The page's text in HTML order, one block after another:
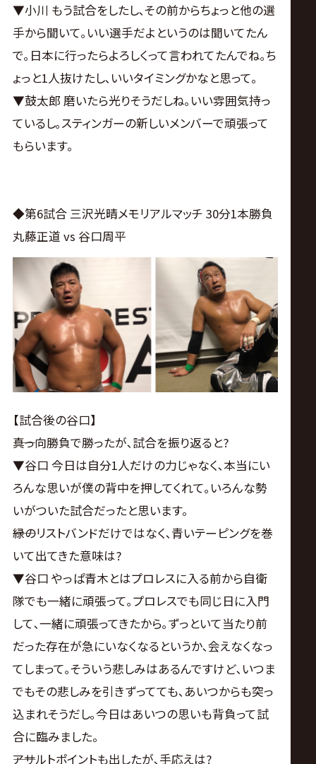
▼小川 もう試合をしたし､その前からちょっと他の選
手から聞いて｡いい選手だよというのは聞いてたん
で｡日本に行ったらよろしくって言われてたんでね｡ち
ょっと1人抜けたし､いいタイミングかなと思って。
▼鼓太郎 磨いたら光りそうだしね｡いい雰囲気持っ
ているし｡スティンガーの新しいメンバーで頑張って
もらいます。
◆第6試合 三沢光晴メモリアルマッチ 30分1本勝負
丸藤正道 vs 谷口周平
【試合後の谷口】
――真っ向勝負で勝ったが､試合を振り返ると?
▼谷口 今日は自分1人だけの力じゃなく､本当にい
ろんな思いが僕の背中を押してくれて｡いろんな勢
いがついた試合だったと思います。
――緑のリストバンドだけではなく､青いテーピングを巻
いて出てきた意味は?
▼谷口 やっぱ青木とはプロレスに入る前から自衛
隊でも一緒に頑張って｡プロレスでも同じ日に入門
して､一緒に頑張ってきたから｡ずっといて当たり前
だった存在が急にいなくなるというか､会えなくなっ
てしまって｡そういう悲しみはあるんですけど､いつま
でもその悲しみを引きずってても､あいつからも突っ
込まれそうだし｡今日はあいつの思いも背負って試
合に臨みました。
――アサルトポイントも出したが､手応えは?